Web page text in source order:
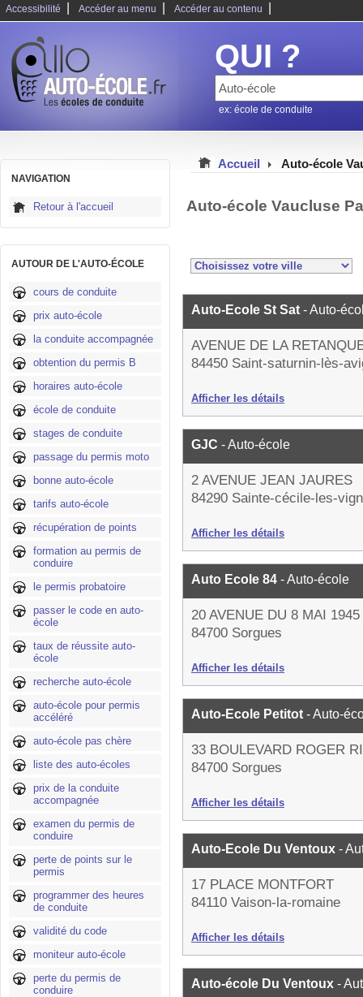
Accessibilité Accéder au menu Accéder au contenu
QUI ?
ex: école de conduite
NAVIGATION
Retour à l'accueil
AUTOUR DE L'AUTO-ÉCOLE
cours de conduite
prix auto-école
la conduite accompagnée
obtention du permis B
horaires auto-école
école de conduite
stages de conduite
passage du permis moto
bonne auto-école
tarifs auto-école
récupération de points
formation au permis de
conduire
le permis probatoire
passer le code en auto-
école
taux de réussite auto-
école
recherche auto-école
auto-école pour permis
accéléré
auto-école pas chère
liste des auto-écoles
prix de la conduite
accompagnée
examen du permis de
conduire
perte de points sur le
permis
programmer des heures
de conduite
validité du code
moniteur auto-école
perte du permis de
conduire
Accueil Auto-école
Auto-école Vaucluse
Auto-Ecole St Sat - Auto-
AVENUE DE LA
84450 Saint-saturnin-lès-
Afficher les détails
GJC - Auto-école
2 AVENUE JEAN JAURES
84290 Sainte-cécile-les-
Afficher les détails
Auto Ecole 84 - Auto-école
20 AVENUE DU 8 MAI 1945
84700 Sorgues
Afficher les détails
Auto-Ecole Petitot - Auto-
33 BOULEVARD ROGER
84700 Sorgues
Afficher les détails
Auto-Ecole Du Ventoux -
17 PLACE MONTFORT
84110 Vaison-la-romaine
Afficher les détails
Auto-école Du Ventoux -